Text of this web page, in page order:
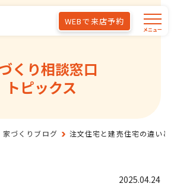
WEBで来店予約
メニュー
くり相談窓口
トピックス
家づくりブログ 注文住宅と建売住宅の違い
2025.04.24